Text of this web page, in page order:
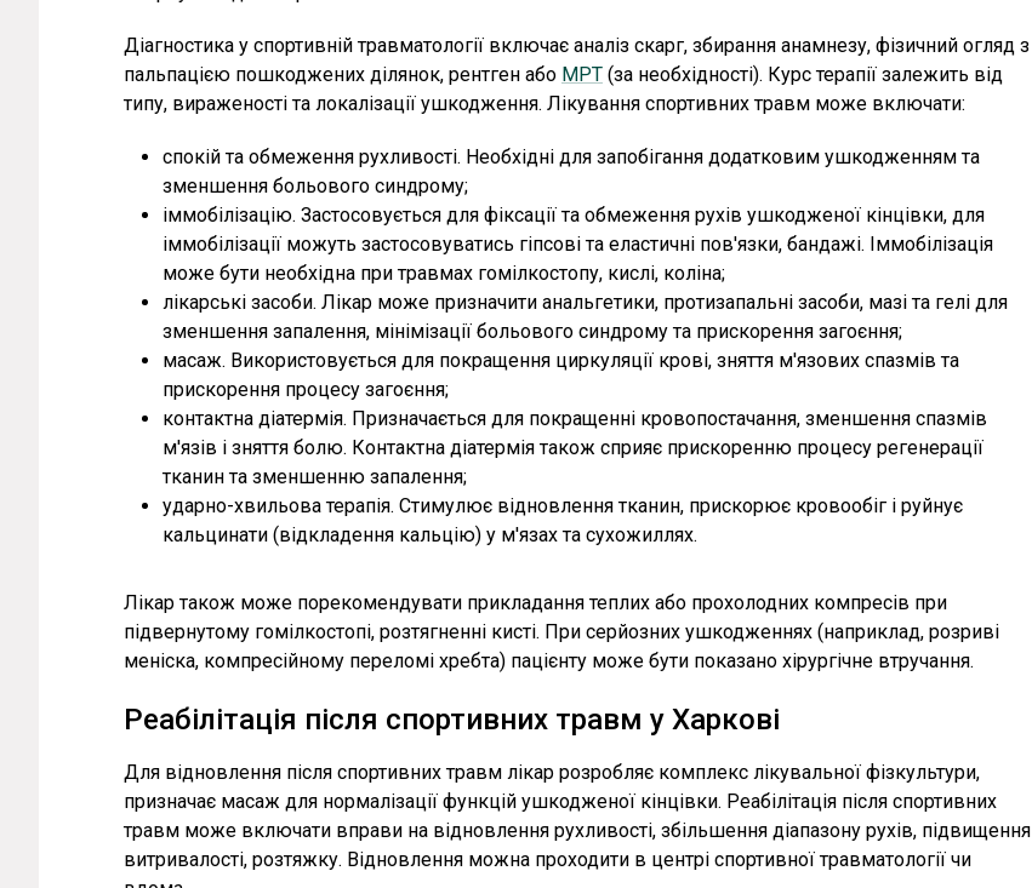
Діагностика у спортивній травматології включає аналіз скарг, збирання анамнезу, фізичний огляд з
пальпацією пошкоджених ділянок, рентген або МРТ (за необхідності). Курс терапії залежить від
типу, вираженості та локалізації ушкодження. Лікування спортивних травм може включати:
спокій та обмеження рухливості. Необхідні для запобігання додатковим ушкодженням та
зменшення больового синдрому;
іммобілізацію. Застосовується для фіксації та обмеження рухів ушкодженої кінцівки, для
іммобілізації можуть застосовуватись гіпсові та еластичні пов'язки, бандажі. Іммобілізація
може бути необхідна при травмах гомілкостопу, кислі, коліна;
лікарські засоби. Лікар може призначити анальгетики, протизапальні засоби, мазі та гелі для
зменшення запалення, мінімізації больового синдрому та прискорення загоєння;
масаж. Використовується для покращення циркуляції крові, зняття м'язових спазмів та
прискорення процесу загоєння;
контактна діатермія. Призначається для покращенні кровопостачання, зменшення спазмів
м'язів і зняття болю. Контактна діатермія також сприяє прискоренню процесу регенерації
тканин та зменшенню запалення;
ударно-хвильова терапія. Стимулює відновлення тканин, прискорює кровообіг і руйнує
кальцинати (відкладення кальцію) у м'язах та сухожиллях.
Лікар також може порекомендувати прикладання теплих або прохолодних компресів при
підвернутому гомілкостопі, розтягненні кисті. При серйозних ушкодженнях (наприклад, розриві
меніска, компресійному переломі хребта) пацієнту може бути показано хірургічне втручання.
Реабілітація після спортивних травм у Харкові
Для відновлення після спортивних травм лікар розробляє комплекс лікувальної фізкультури,
призначає масаж для нормалізації функцій ушкодженої кінцівки. Реабілітація після спортивних
травм може включати вправи на відновлення рухливості, збільшення діапазону рухів, підвищення
витривалості, розтяжку. Відновлення можна проходити в центрі спортивної травматології чи